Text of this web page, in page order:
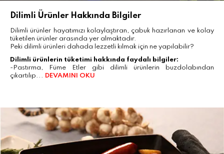
Dilimli Ürünler Hakkında Bilgiler
Dilimli ürünler hayatımızı kolaylaştıran, çabuk hazırlanan ve kolay
tüketilen ürünler arasında yer almaktadır.
Peki dilimli ürünleri dahada lezzetli kılmak için ne yapılabilir?
Dilimli ürünlerin tüketimi hakkında faydalı bilgiler:
-Pastırma, Füme Etler gibi dilimli ürünlerin buzdolabından
çıkartılıp... DEVAMINI OKU